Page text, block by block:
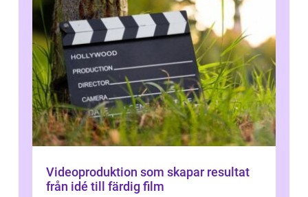
Videoproduktion som skapar resultat
från idé till färdig film